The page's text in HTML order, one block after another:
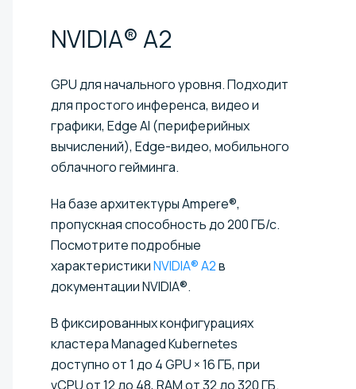
NVIDIA®A2
GPU для начального уровня. Подходит
для простого инференса, видео и
графики, Edge AI (периферийных
вычислений), Edge-видео, мобильного
облачного гейминга.
На базе архитектуры Ampere®,
пропускная способность до 200 ГБ/с.
Посмотрите подробные
характеристикиNVIDIA® A2в
документации NVIDIA®.
В фиксированных конфигурациях
кластера Managed Kubernetes
доступно от 1 до 4 GPU × 16 ГБ, при
vCPU от 12 до 48, RAM от 32 до 320 ГБ.